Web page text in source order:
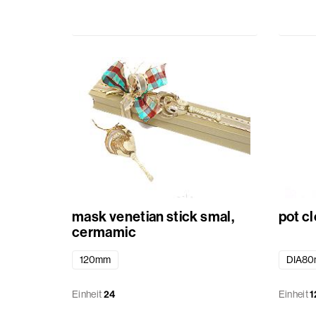
mask venetian stick smal,
cermamic
120mm
Einheit24
pot
Einheit